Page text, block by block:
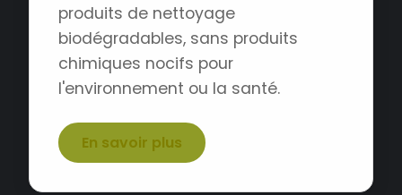
produits de nettoyage
biodégradables, sans produits
chimiques nocifs pour
l'environnement ou la santé.
En savoir plus